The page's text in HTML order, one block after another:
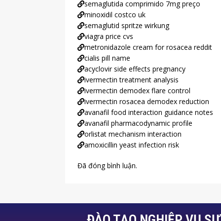
semaglutida comprimido 7mg preço
minoxidil costco uk
semaglutid spritze wirkung
viagra price cvs
metronidazole cream for rosacea reddit
cialis pill name
acyclovir side effects pregnancy
ivermectin treatment analysis
ivermectin demodex flare control
ivermectin rosacea demodex reduction
avanafil food interaction guidance notes
avanafil pharmacodynamic profile
orlistat mechanism interaction
amoxicillin yeast infection risk
Đã đóng bình luận.